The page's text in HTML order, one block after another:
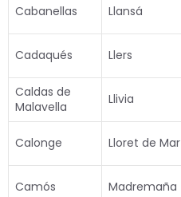
Cabanellas Llansá
Cadaqués Llers
Caldas de
Malavella
Llivia
Calonge Lloret de Mar
Camós Madremaña